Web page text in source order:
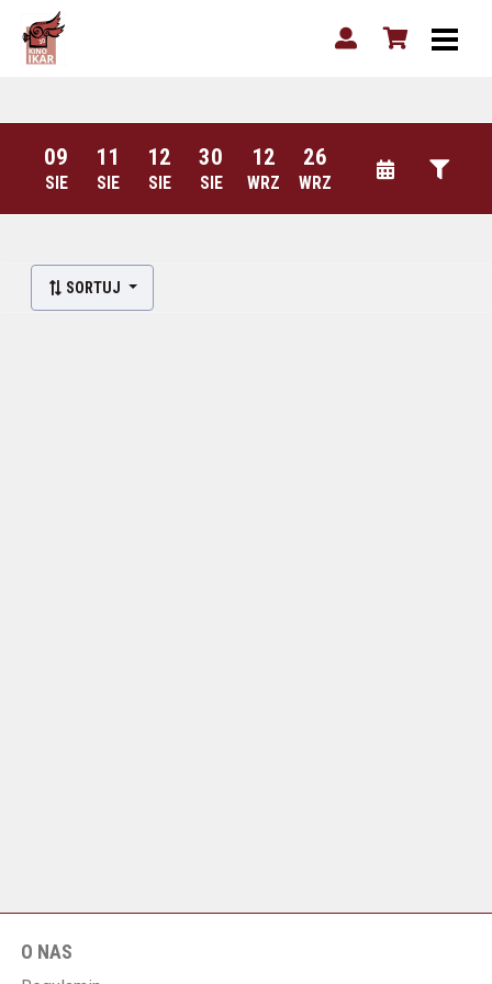
09
SIE
11
SIE
12
SIE
30
SIE
12
WRZ
26
WRZ
SORTUJ
O NAS